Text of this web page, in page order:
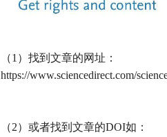
（1）找到文章的网址：
https://www.sciencedirect.com/
（2）或者找到文章的DOI如：